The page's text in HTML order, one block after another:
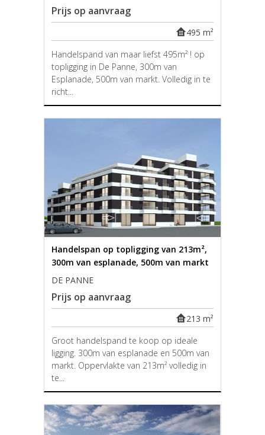
Prijs op aanvraag
495 m²
Handelspand van maar liefst 495m² ! op
topligging in De Panne, 300m van
Esplanade, 500m van markt. Volledig in te
richt...
Handelspan op topligging van 213m²,
300m van esplanade, 500m van markt
DE PANNE
Prijs op aanvraag
213 m²
Groot handelspand te koop op ideale
ligging. 300m van esplanade en 500m van
markt. Oppervlakte van 213m² volledig in
te...